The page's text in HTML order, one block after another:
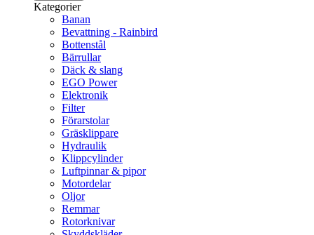
Kategorier
Banan
Bevattning - Rainbird
Bottenstål
Bärrullar
Däck & slang
EGO Power
Elektronik
Filter
Förarstolar
Gräsklippare
Hydraulik
Klippcylinder
Luftpinnar & pipor
Motordelar
Oljor
Remmar
Rotorknivar